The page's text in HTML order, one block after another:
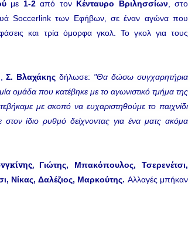
με 1-2 από τον Κένταυρο Βριλησσίων, στο
Soccerlink των Εφήβων, σε έναν αγώνα που
και τρία όμορφα γκολ. Το γκολ για τους
Σ. Βλαχάκης δήλωσε: "Θα δώσω συγχαρητήρια
ομάδα που κατέβηκε με το αγωνιστικό τμήμα της
με σκοπό να ευχαριστηθούμε το παιχνίδι
στον ίδιο ρυθμό δείχνοντας για ένα ματς ακόμα
Γιώτης, Μπακόπουλος, Τσερενέτσι,
Νίκας, Δαλέζιος, Μαρκούτης. Αλλαγές μπήκαν